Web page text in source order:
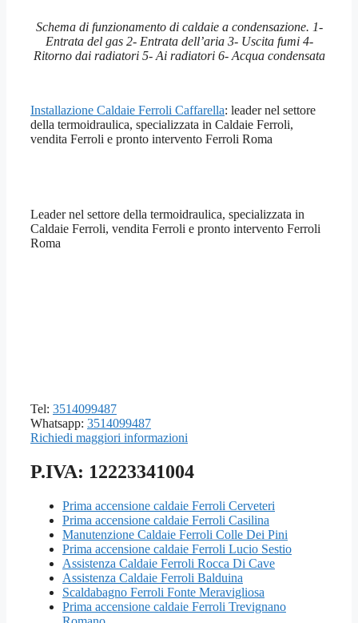
Schema di funzionamento di caldaie a condensazione. 1-
Entrata del gas 2- Entrata dell’aria 3- Uscita fumi 4-
Ritorno dai radiatori 5- Ai radiatori 6- Acqua condensata
Installazione Caldaie Ferroli Caffarella: leader nel settore
della termoidraulica, specializzata in Caldaie Ferroli,
vendita Ferroli e pronto intervento Ferroli Roma
Leader nel settore della termoidraulica, specializzata in
Caldaie Ferroli, vendita Ferroli e pronto intervento Ferroli
Roma
Tel: 3514099487
Whatsapp: 3514099487
Richiedi maggiori informazioni
P.IVA: 12223341004
Prima accensione caldaie Ferroli Cerveteri
Prima accensione caldaie Ferroli Casilina
Manutenzione Caldaie Ferroli Colle Dei Pini
Prima accensione caldaie Ferroli Lucio Sestio
Assistenza Caldaie Ferroli Rocca Di Cave
Assistenza Caldaie Ferroli Balduina
Scaldabagno Ferroli Fonte Meravigliosa
Prima accensione caldaie Ferroli Trevignano